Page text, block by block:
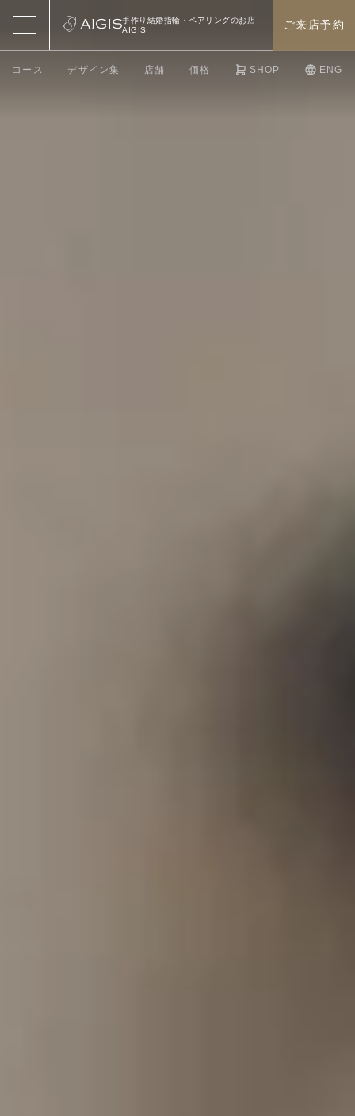
手作り結婚指輪・ ペアリングのお店
AIGIS
ご来店予約
コース デザイン集 店舗 価格 SHOP ENG